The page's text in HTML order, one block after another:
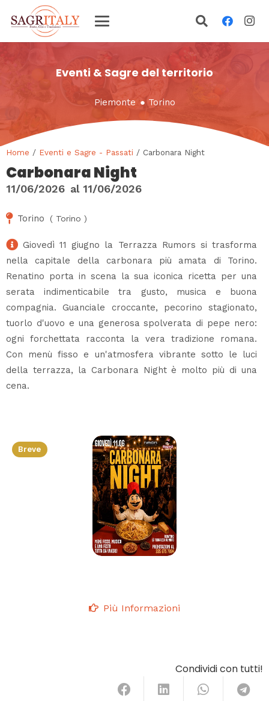
Eventi & Sagre del territorio
Piemonte ● Torino
Home / Eventi e Sagre - Passati / Carbonara Night
Carbonara Night
11/06/2026 al 11/06/2026
Torino ( Torino )
Giovedì 11 giugno la Terrazza Rumors si trasforma
nella capitale della carbonara più amata di Torino.
Renatino porta in scena la sua iconica ricetta per una
serata indimenticabile tra gusto, musica e buona
compagnia. Guanciale croccante, pecorino stagionato,
tuorlo d'uovo e una generosa spolverata di pepe nero:
ogni forchettata racconta la vera tradizione romana.
Con menù fisso e un'atmosfera vibrante sotto le luci
della terrazza, la Carbonara Night è molto più di una
cena.
Breve
Più Informazioni
Condividi con tutti!